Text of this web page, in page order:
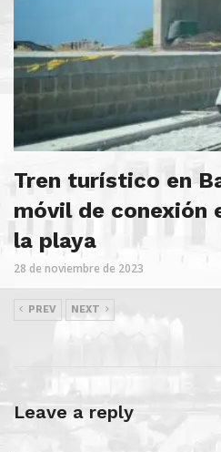
Tren turístico en
móvil de conexión
la playa
28 de noviembre de 2023
PREV NEXT
Leave a reply